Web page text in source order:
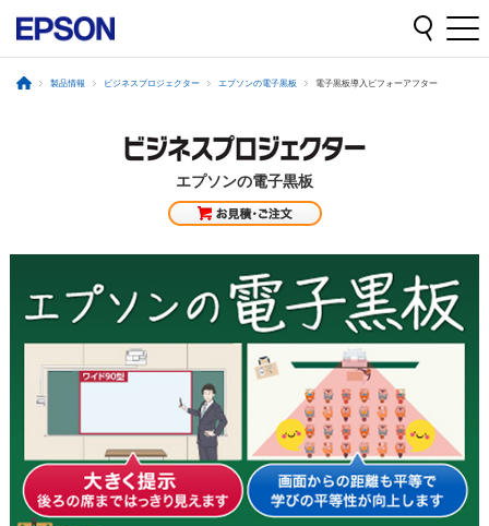
製品情報 ビジネスプロジェクター エプソンの電子黒板 電子黒板導入ビフォーアフター
エプソンの電子黒板